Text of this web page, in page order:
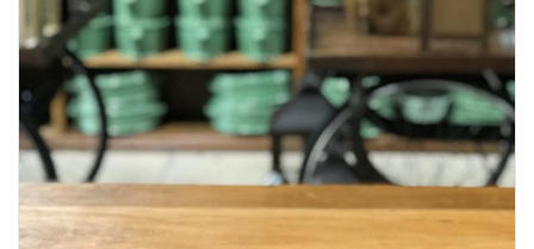
Lost Password
Cadastrar Conta